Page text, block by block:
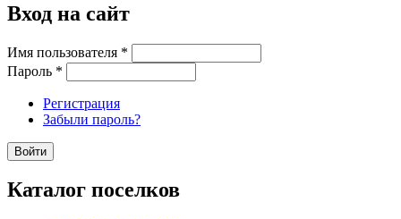
Вход на сайт
Имя пользователя *
Пароль *
Регистрация
Забыли пароль?
Каталог поселков